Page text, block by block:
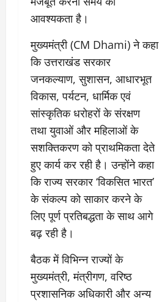
आवश्यकता है।
मुख्यमंत्री (CM Dhami) ने कहा
कि उत्तराखंड सरकार
जनकल्याण, सुशासन, आधारभूत
विकास, पर्यटन, धार्मिक एवं
सांस्कृतिक धरोहरों के संरक्षण
तथा युवाओं और महिलाओं के
सशक्तिकरण को प्राथमिकता देते
हुए कार्य कर रही है। उन्होंने कहा
कि राज्य सरकार ‘विकसित भारत’
के संकल्प को साकार करने के
लिए पूर्ण प्रतिबद्धता के साथ आगे
बढ़ रही है।
बैठक में विभिन्न राज्यों के
मुख्यमंत्री, मंत्रीगण, वरिष्ठ
प्रशासनिक अधिकारी और अन्य